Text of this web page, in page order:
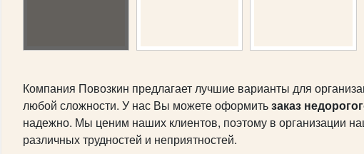
Компания Повозкин предлагает лучшие варианты для
любой сложности. У нас Вы можете оформитьзаказ
надежно. Мы ценим наших клиентов, поэтому в организации
различных трудностей и неприятностей.